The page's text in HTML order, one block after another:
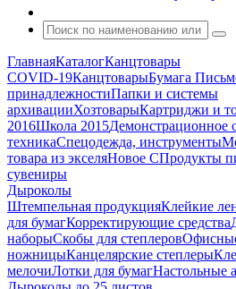
ГлавнаяКаталогКанцтовары
COVID-19КанцтоварыБумага
принадлежностиПапки и системы
архивацииХозтоварыКартриджи и
2016Школа 2015Демонстрационное
техникаСпецодежда, инструменты
товара из экселяНовое СПродукты
сувениры
Дыроколы
Штемпельная продукцияКлейкие
для бумагКорректирующие средства
наборыСкобы для степлеров
ножницыКанцелярские степлеры
мелочиЛотки для бумагНастольные